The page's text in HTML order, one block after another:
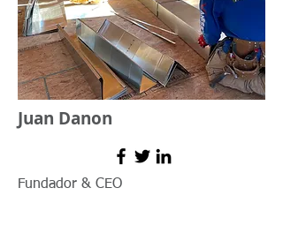
Juan Danon
Fundador & CEO